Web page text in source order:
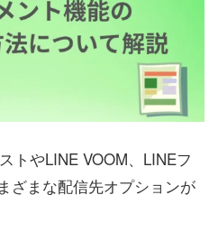
トやLINE VOOM、LINEフ
ざまな配信先オプションが